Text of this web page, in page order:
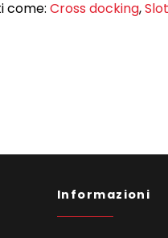
come: Cross docking,
Informazioni